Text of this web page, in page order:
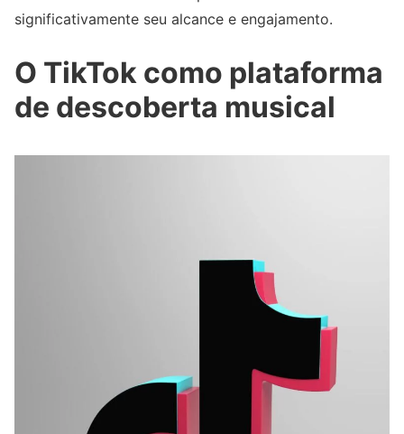
significativamente seu alcance e engajamento.
O TikTok como plataforma
de descoberta musical